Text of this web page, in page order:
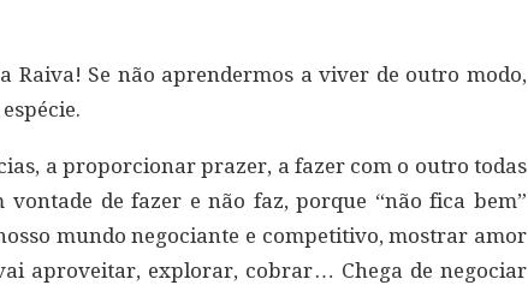
Raiva! Se não aprendermos a viver de outro modo,
a proporcionar prazer, a fazer com o outro todas
vontade de fazer e não faz, porque “não fica bem”
mundo negociante e competitivo, mostrar amor
aproveitar, explorar, cobrar… Chega de negociar